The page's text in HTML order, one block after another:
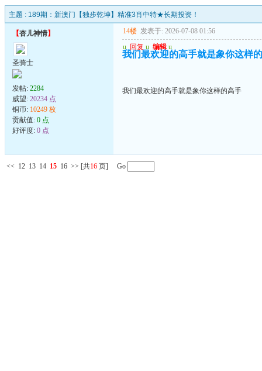
主题 : 189期：新澳门【独步乾坤】精准3肖中特★长期投资！
【杏儿神情】
圣骑士
发帖: 2284
威望: 20234 点
铜币: 10249 枚
贡献值: 0 点
好评度: 0 点
14楼 发表于: 2026-07-08 01:56
u 回复 u 编辑 u
我们最欢迎的高手就是象你这样
我们最欢迎的高手就是象你这样的高手
<< 12 13 14 15 16 >> [共16 页] Go